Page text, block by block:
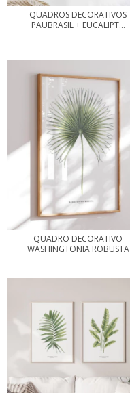
QUADROS DECORATIVOS
PAUBRASIL + EUCALIPT...
QUADRO DECORATIVO
WASHINGTONIA ROBUSTA